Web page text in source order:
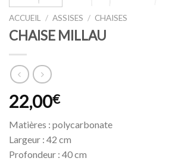
ACCUEIL / ASSISES / CHAISES
CHAISE MILLAU
22,00€
Matières : polycarbonate
Largeur : 42 cm
Profondeur : 40 cm